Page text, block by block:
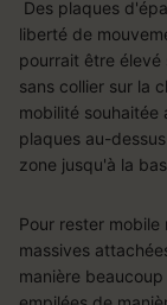
Des plaques
liberté de
pourrait être élevé
sans collier sur la
mobilité
plaques au-
zone jusqu'à la
Pour rester
massives
manière